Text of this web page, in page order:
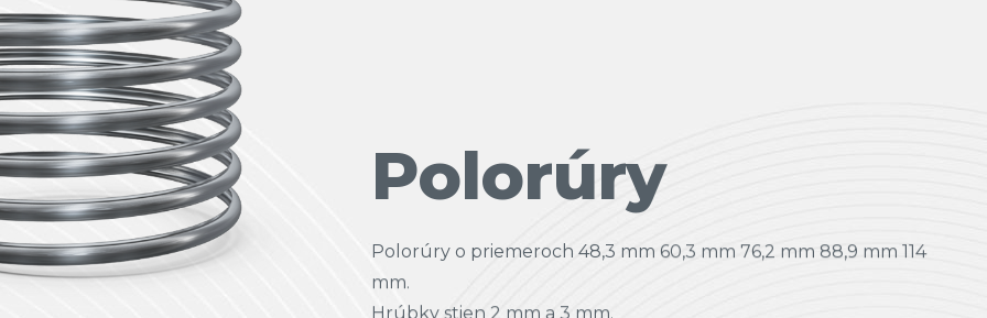
Polorúry
Polorúry o priemeroch 48,3 mm 60,3 mm 76,2 mm 88,9 mm 114
mm.
Hrúbky stien 2 mm a 3 mm.